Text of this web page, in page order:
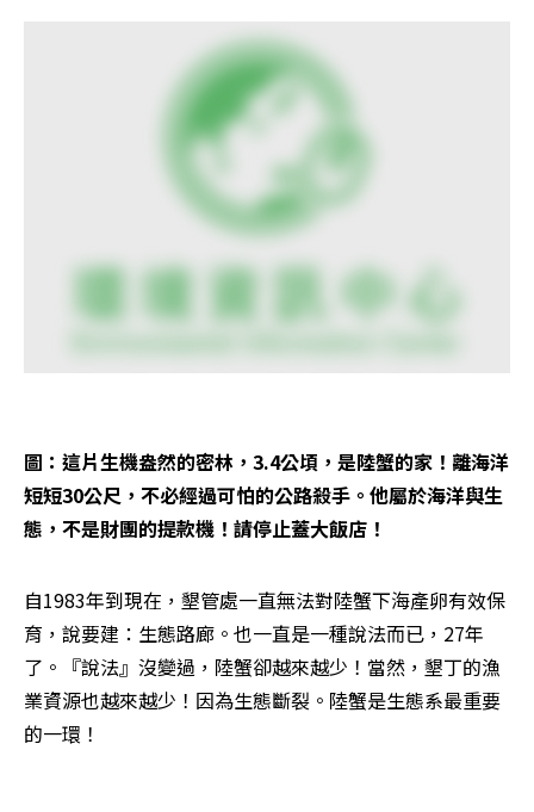
圖：這片生機盎然的密林，3.4公頃，是陸蟹的家！離海洋
短短30公尺，不必經過可怕的公路殺手。他屬於海洋與生
態，不是財團的提款機！請停止蓋大飯店！
自1983年到現在，墾管處一直無法對陸蟹下海產卵有效保
育，說要建：生態路廊。也一直是一種說法而已，27年
了。『說法』沒變過，陸蟹卻越來越少！當然，墾丁的漁
業資源也越來越少！因為生態斷裂。陸蟹是生態系最重要
的一環！